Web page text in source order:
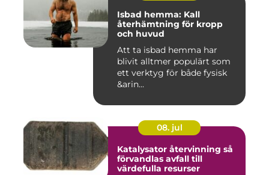
Isbad hemma: Kall
återhämtning för kropp
och huvud
Att ta isbad hemma har
blivit alltmer populärt som
ett verktyg för både fysisk
&arin...
08. jul
Katalysator återvinning så
förvandlas avfall till
värdefulla resurser